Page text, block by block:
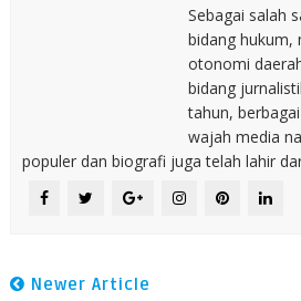
Sebagai salah
bidang hukum,
otonomi
bidang
tahun,
wajah media
populer dan biografi juga telah lahir
Newer Article